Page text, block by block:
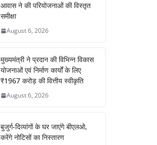
आवास ने की परियोजनाओं की विस्तृत
समीक्षा
August 6, 2026
मुख्यमंत्री ने प्रदान की विभिन्न विकास
योजनाओं एवं निर्माण कार्यों के लिए
₹1967 करोड़ की वित्तीय स्वीकृति
August 6, 2026
बुजुर्ग-दिव्यांगों के घर जाएंगे बीएलओ,
करेंगे नोटिसों का निस्तारण